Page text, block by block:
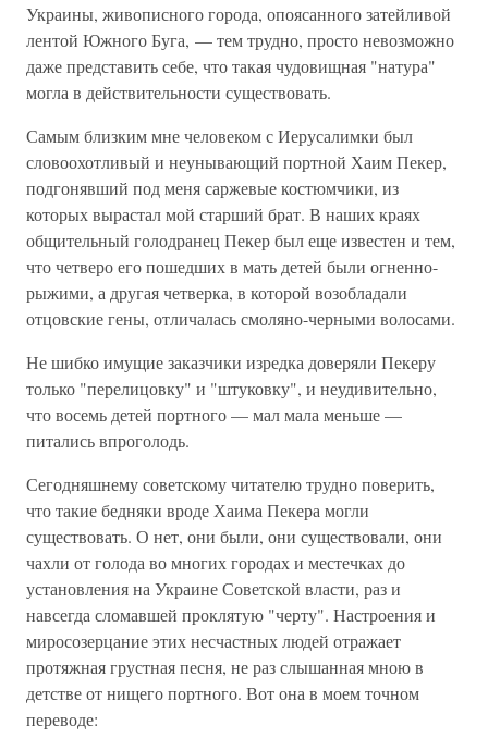
Украины, живописного города, опоясанного затейливой
лентой Южного Буга, — тем трудно, просто невозможно
даже представить себе, что такая чудовищная "натура"
могла в действительности существовать.
Самым близким мне человеком с Иерусалимки был
словоохотливый и неунывающий портной Хаим Пекер,
подгонявший под меня саржевые костюмчики, из
которых вырастал мой старший брат. В наших краях
общительный голодранец Пекер был еще известен и тем,
что четверо его пошедших в мать детей были огненно-
рыжими, а другая четверка, в которой возобладали
отцовские гены, отличалась смоляно-черными волосами.
Не шибко имущие заказчики изредка доверяли Пекеру
только "перелицовку" и "штуковку", и неудивительно,
что восемь детей портного — мал мала меньше —
питались впроголодь.
Сегодняшнему советскому читателю трудно поверить,
что такие бедняки вроде Хаима Пекера могли
существовать. О нет, они были, они существовали, они
чахли от голода во многих городах и местечках до
установления на Украине Советской власти, раз и
навсегда сломавшей проклятую "черту". Настроения и
миросозерцание этих несчастных людей отражает
протяжная грустная песня, не раз слышанная мною в
детстве от нищего портного. Вот она в моем точном
переводе: